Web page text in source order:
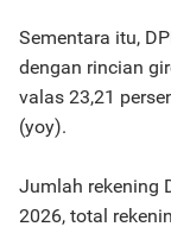
Sementara itu,
dengan rincian
valas 23,21
(yoy).
Jumlah rekening
2026, total